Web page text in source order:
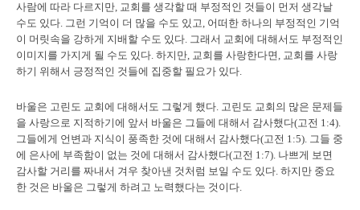
사람에 따라 다르지만, 교회를 생각할 때 부정적인 것들이 먼저 생각날
수도 있다. 그런 기억이 더 많을 수도 있고, 어떠한 하나의 부정적인 기억
이 머릿속을 강하게 지배할 수도 있다. 그래서 교회에 대해서도 부정적인
이미지를 가지게 될 수도 있다. 하지만, 교회를 사랑한다면, 교회를 사랑
하기 위해서 긍정적인 것들에 집중할 필요가 있다.
바울은 고린도 교회에 대해서도 그렇게 했다. 고린도 교회의 많은 문제들
을 사랑으로 지적하기에 앞서 바울은 그들에 대해서 감사했다(고전 1:4).
그들에게 언변과 지식이 풍족한 것에 대해서 감사했다(고전 1:5). 그들 중
에 은사에 부족함이 없는 것에 대해서 감사했다(고전 1:7). 나쁘게 보면
감사할 거리를 짜내서 겨우 찾아낸 것처럼 보일 수도 있다. 하지만 중요
한 것은 바울은 그렇게 하려고 노력했다는 것이다.